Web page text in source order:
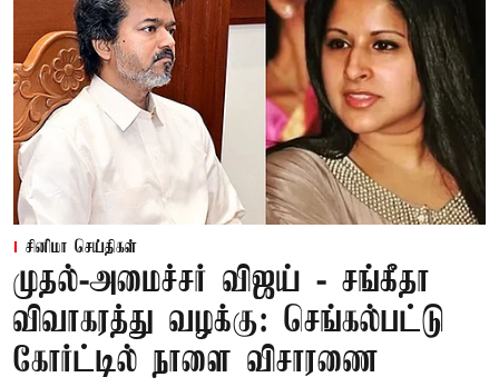
சினிமா செய்திகள்
முதல்-அமைச்சர் விஜய் - சங்கீதா
விவாகரத்து வழக்கு: செங்கல்பட்டு
கோர்ட்டில் நாளை விசாரணை